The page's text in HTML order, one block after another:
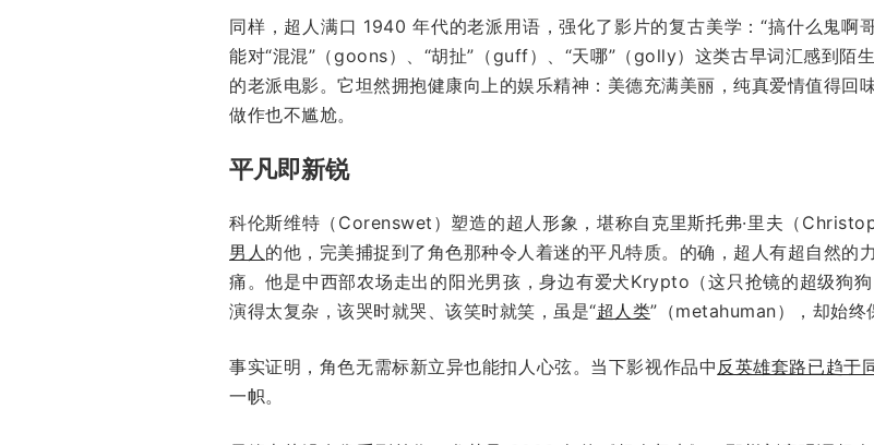
同样，超人满口 1940 年代的老派用语，强化了影片的复古美学：“搞什么鬼啊
能对“混混”（goons）、“胡扯”（guff）、“天哪”（golly）这类古早词汇感到陌
的老派电影。它坦然拥抱健康向上的娱乐精神：美德充满美丽，纯真爱情值得回
做作也不尴尬。
平凡即新锐
科伦斯维特（Corenswet）塑造的超人形象，堪称自克里斯托弗·里夫（
男人 的他，完美捕捉到了角色那种令人着迷的平凡特质。的确，超人有超自然的
痛。他是中西部农场走出的阳光男孩，身边有爱犬Krypto（这只抢镜的超级狗
演得太复杂，该哭时就哭、该笑时就笑，虽是“超人类”（metahuman），却始终
事实证明，角色无需标新立异也能扣人心弦。当下影视作品中 反英雄套路已趋于
一帜。